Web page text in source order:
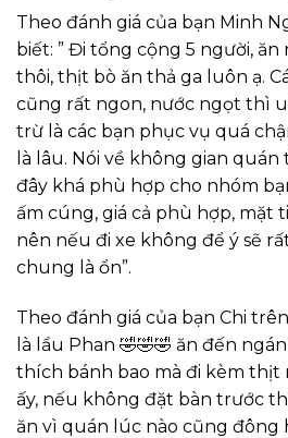
Theo đánh giá của bạn Minh
biết: ” Đi tổng cộng 5 người,
thôi, thịt bò ăn thả ga luôn ạ.
cũng rất ngon, nước ngọt thì
trừ là các bạn phục vụ quá
là lâu. Nói về không gian
đây khá phù hợp cho nhóm
ấm cúng, giá cả phù hợp, mặt
nên nếu đi xe không để ý sẽ
chung là ổn”.
Theo đánh giá của bạn Chi
là lẩu Phan 🤣🤣🤣 ăn đến
thích bánh bao mà đi kèm thịt
ấy, nếu không đặt bàn trước
ăn vì quán lúc nào cũng đông